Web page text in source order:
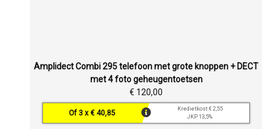
Amplidect Combi 295 telefoon met grote knoppen + DECT
met 4 foto geheugentoetsen
€ 120,00
Of 3 x € 40,85
Kredietkost € 2,55
JKP 13,5%